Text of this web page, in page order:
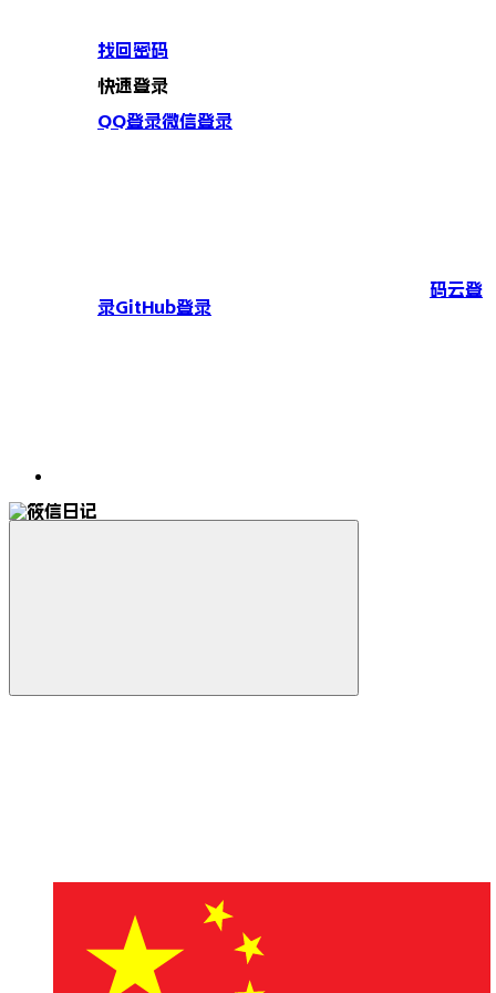
找回密码
快速登录
QQ登录微信登录
码云登
录GitHub登录